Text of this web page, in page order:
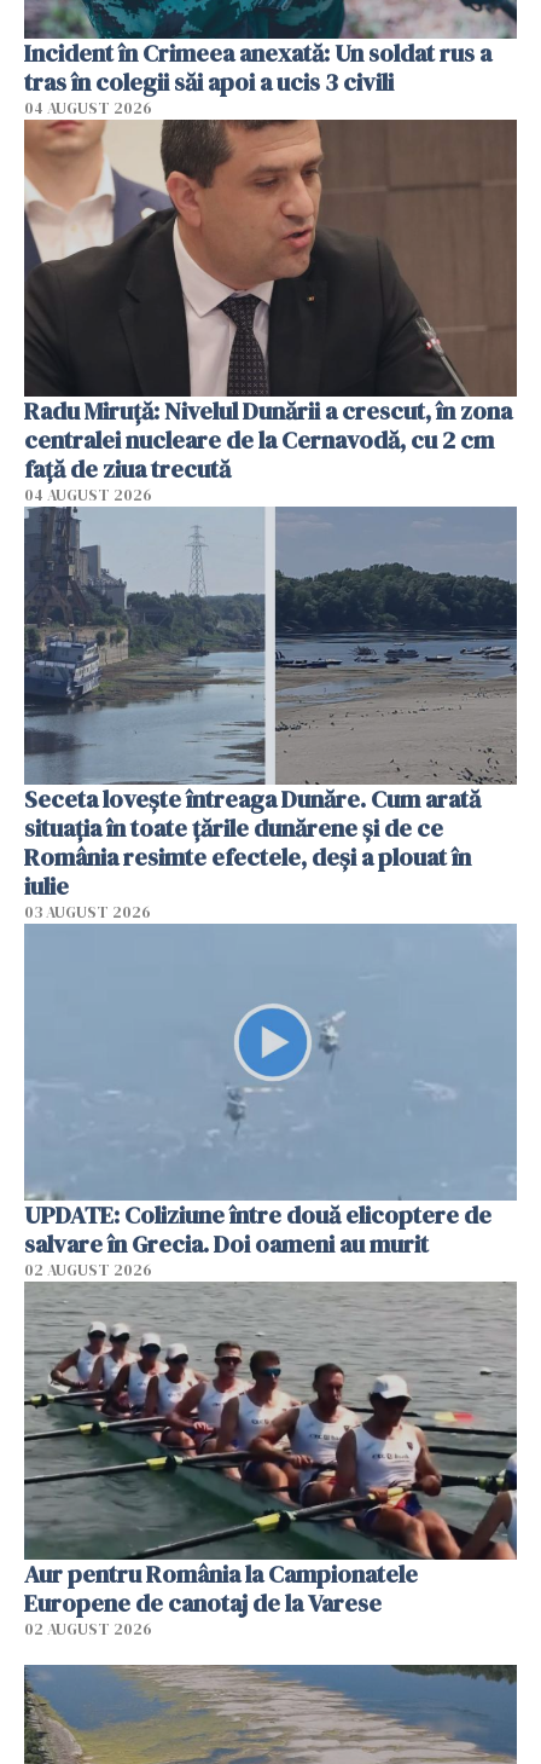
Incident în Crimeea anexată: Un soldat rus a
tras în colegii săi apoi a ucis 3 civili
04 AUGUST 2026
Radu Miruţă: Nivelul Dunării a crescut, în zona
centralei nucleare de la Cernavodă, cu 2 cm
faţă de ziua trecută
04 AUGUST 2026
Seceta lovește întreaga Dunăre. Cum arată
situația în toate țările dunărene și de ce
România resimte efectele, deși a plouat în
iulie
03 AUGUST 2026
UPDATE: Coliziune între două elicoptere de
salvare în Grecia. Doi oameni au murit
02 AUGUST 2026
Aur pentru România la Campionatele
Europene de canotaj de la Varese
02 AUGUST 2026